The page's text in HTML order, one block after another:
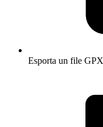
Esporta un file